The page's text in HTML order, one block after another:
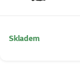
Skladem